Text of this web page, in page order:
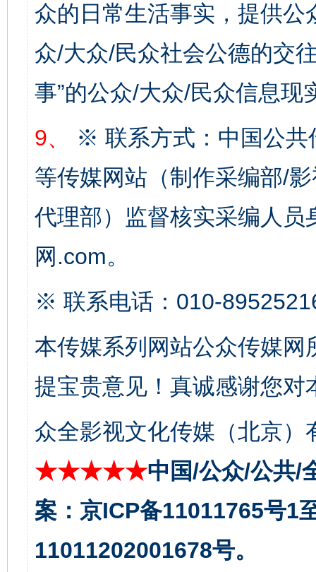
众的日常生活事实，提供
众/大众/民众社会公德的交
事”的公众/大众/民众信息现
9、
※ 联系方式：中国公共
等传媒网站（制作采编部/
代理部）监督核实采编人员
网.com。
※ 联系电话：010-
本传媒系列网站公众传媒
提宝贵意见！真诚感谢您
众全影视文化传媒（北京）
★★★★★中国/公众/公共/
案：京ICP备11011765号1
11011202001678号。
完善运行机制助力责任有效落实 一纸欠
东山县通报“牛蛙产品抗生素超标问题” 法